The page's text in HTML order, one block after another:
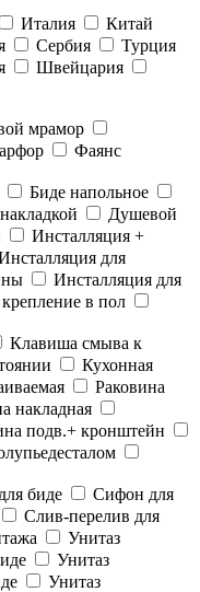
Италия
Китай
Сербия
Турция
Швейцария
мрамор
Фаянс
Биде напольное
Душевой
Инсталляция +
для
Инсталляция для
в пол
Клавиша смыва к
Кухонная
Раковина
накладная
подв.+ кронштейн
биде
Сифон для
Слив-перелив для
Унитаз
Унитаз
Унитаз